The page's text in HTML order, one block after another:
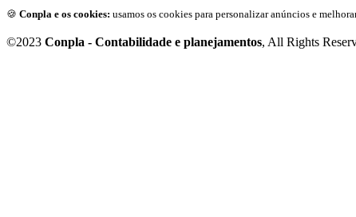
🍪 Conpla e os cookies: usamos os cookies para personalizar anúncios e
©2023 Conpla - Contabilidade e planejamentos, All Rights